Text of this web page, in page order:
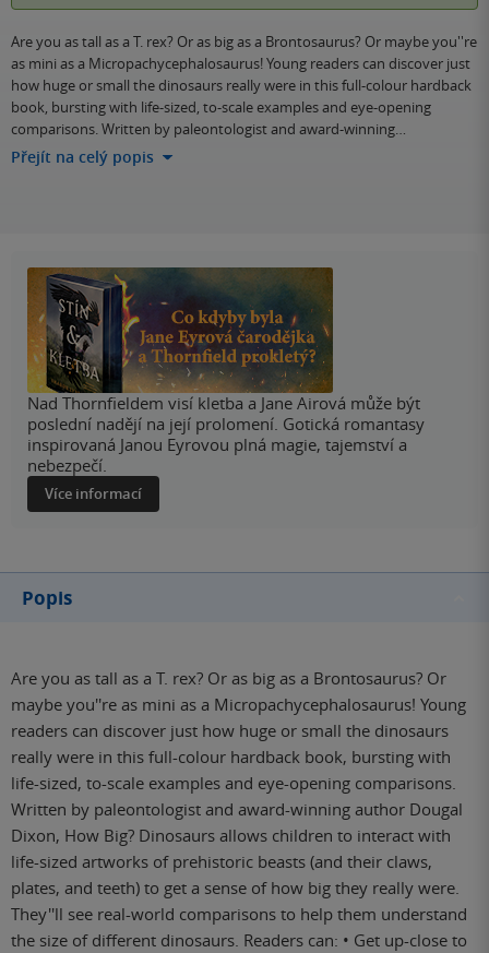
Are you as tall as a T. rex? Or as big as a Brontosaurus? Or maybe you''re
as mini as a Micropachycephalosaurus! Young readers can discover just
how huge or small the dinosaurs really were in this full-colour hardback
book, bursting with life-sized, to-scale examples and eye-opening
comparisons. Written by paleontologist and award-winning…
Přejít na celý popis
Nad Thornfieldem visí kletba a Jane Airová může být
poslední nadějí na její prolomení. Gotická romantasy
inspirovaná Janou Eyrovou plná magie, tajemství a
nebezpečí.
Více informací
Popis
Are you as tall as a T. rex? Or as big as a Brontosaurus? Or
maybe you''re as mini as a Micropachycephalosaurus! Young
readers can discover just how huge or small the dinosaurs
really were in this full-colour hardback book, bursting with
life-sized, to-scale examples and eye-opening comparisons.
Written by paleontologist and award-winning author Dougal
Dixon, How Big? Dinosaurs allows children to interact with
life-sized artworks of prehistoric beasts (and their claws,
plates, and teeth) to get a sense of how big they really were.
They''ll see real-world comparisons to help them understand
the size of different dinosaurs. Readers can: • Get up-close to